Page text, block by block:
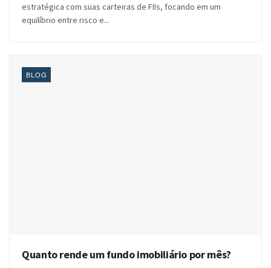
estratégica com suas carteiras de FIIs, focando em um
equilíbrio entre risco e...
BLOG
Quanto rende um fundo imobiliário por mês?